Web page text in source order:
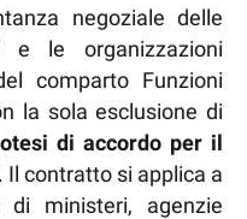
negoziale delle
e le organizzazioni
comparto Funzioni
la sola esclusione di
di accordo per il
. Il contratto si applica a
ministeri, agenzie